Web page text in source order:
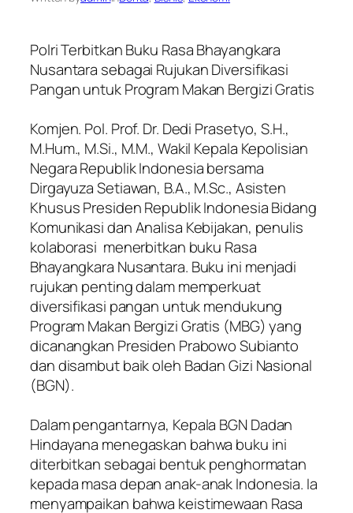
Polri Terbitkan Buku Rasa Bhayangkara
Nusantara sebagai Rujukan Diversifikasi
Pangan untuk Program Makan Bergizi Gratis
Komjen. Pol. Prof. Dr. Dedi Prasetyo, S.H.,
M.Hum., M.Si., M.M., Wakil Kepala Kepolisian
Negara Republik Indonesia bersama
Dirgayuza Setiawan, B.A., M.Sc., Asisten
Khusus Presiden Republik Indonesia Bidang
Komunikasi dan Analisa Kebijakan, penulis
kolaborasi menerbitkan buku Rasa
Bhayangkara Nusantara. Buku ini menjadi
rujukan penting dalam memperkuat
diversifikasi pangan untuk mendukung
Program Makan Bergizi Gratis (MBG) yang
dicanangkan Presiden Prabowo Subianto
dan disambut baik oleh Badan Gizi Nasional
(BGN).
Dalam pengantarnya, Kepala BGN Dadan
Hindayana menegaskan bahwa buku ini
diterbitkan sebagai bentuk penghormatan
kepada masa depan anak-anak Indonesia. Ia
menyampaikan bahwa keistimewaan Rasa